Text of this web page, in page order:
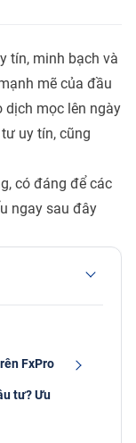
tín, minh bạch và
mẽ của đầu
dịch mọc lên ngày
uy tín, cũng
có đáng để các
ngay sau đây
FxPro
tư? Ưu